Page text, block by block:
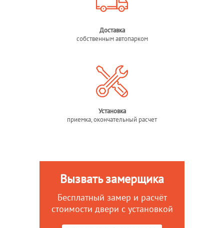
Доставка
собственным автопарком
Установка
приемка, окончательный расчет
Вызвать замерщика
Бесплатный замер и расчёт
стоимости двери с установкой